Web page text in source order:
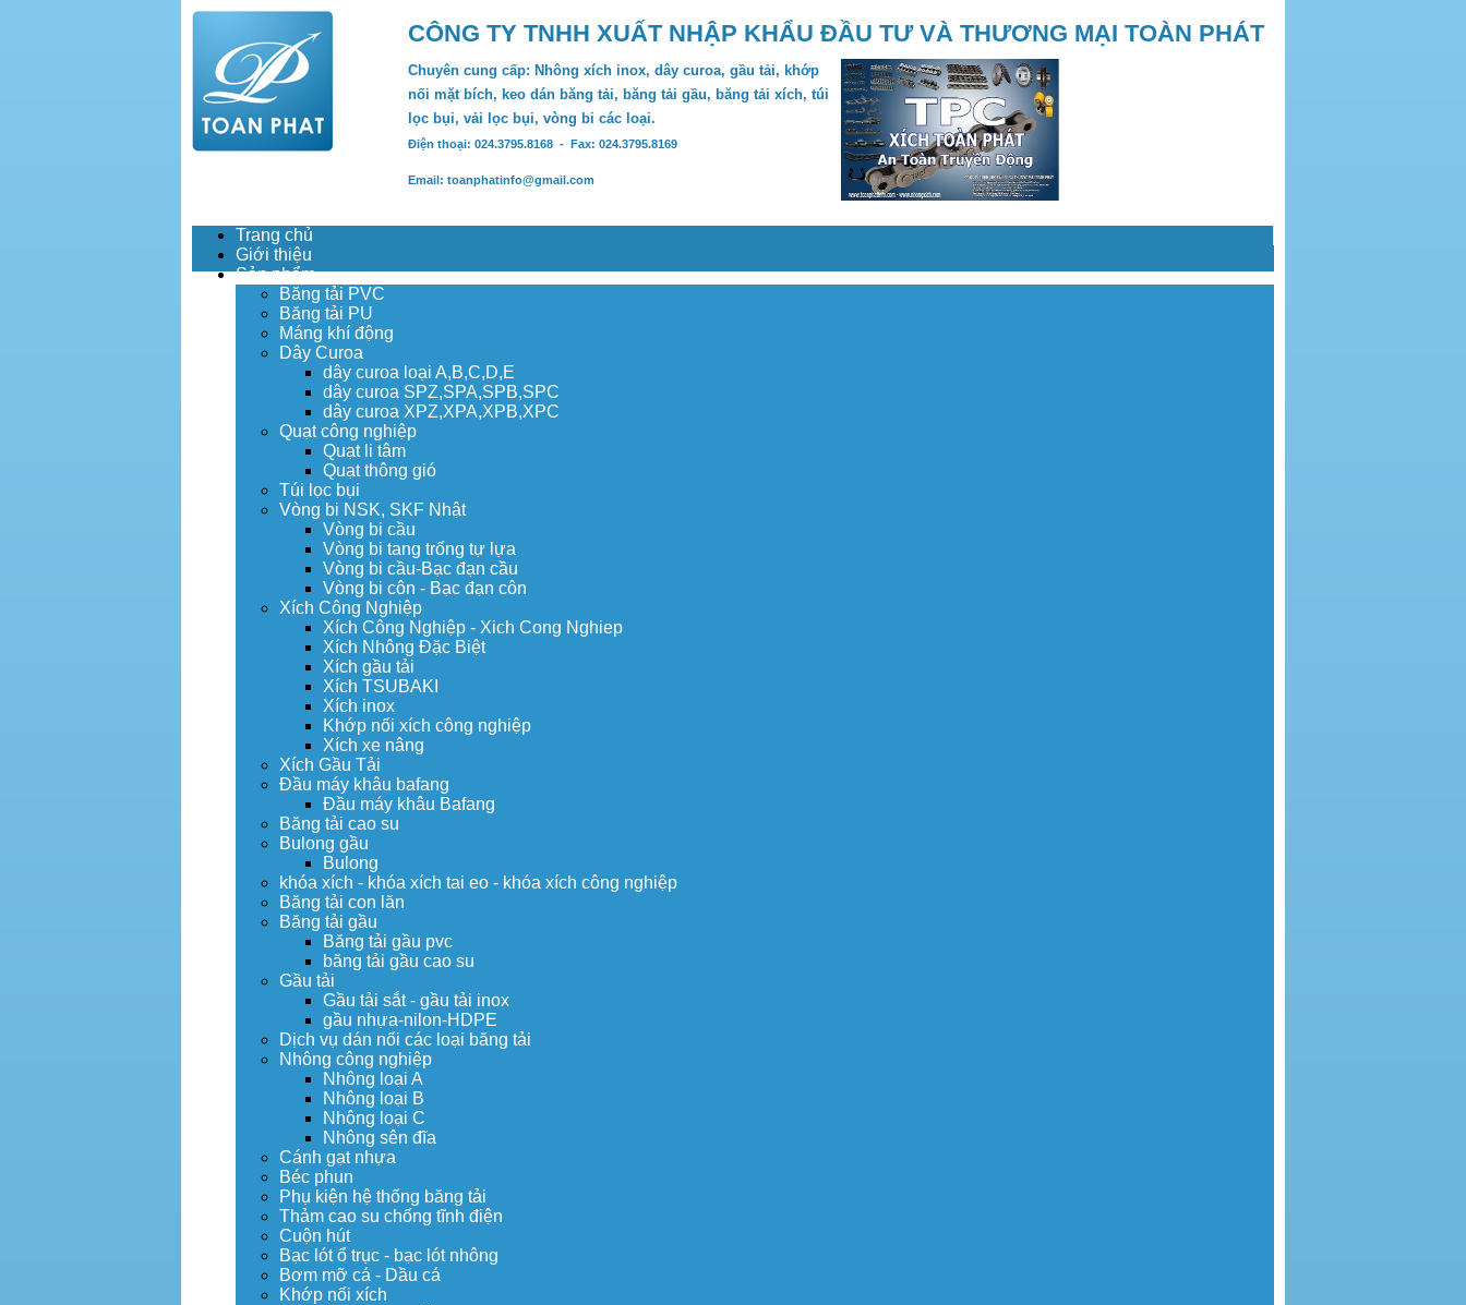
CÔNG TY TNHH XUẤT NHẬP KHẨU ĐẦU TƯ VÀ THƯƠNG MẠI TOÀN PHÁT
Chuyên cung cấp: Nhông xích inox, dây curoa, gầu tải, khớp
nối mặt bích, keo dán băng tải, băng tải gầu, băng tải xích, túi
lọc bụi, vải lọc bụi, vòng bi các loại.
Điện thoại: 024.3795.8168 - Fax: 024.3795.8169
Email: toanphatinfo@gmail.com
Trang chủ
Giới thiệu
Sản phẩm
Băng tải PVC
Băng tải PU
Máng khí động
Dây Curoa
dây curoa loại A,B,C,D,E
dây curoa SPZ,SPA,SPB,SPC
dây curoa XPZ,XPA,XPB,XPC
Quạt công nghiệp
Quạt li tâm
Quạt thông gió
Túi lọc bụi
Vòng bi NSK, SKF Nhật
Vòng bi cầu
Vòng bi tang trống tự lựa
Vòng bi cầu-Bạc đạn cầu
Vòng bi côn - Bạc đạn côn
Xích Công Nghiệp
Xích Công Nghiệp - Xich Cong Nghiep
Xích Nhông Đặc Biệt
Xích gầu tải
Xích TSUBAKI
Xích inox
Khớp nối xích công nghiệp
Xích xe nâng
Xích Gầu Tải
Đầu máy khâu bafang
Đầu máy khâu Bafang
Băng tải cao su
Bulong gầu
Bulong
khóa xích - khóa xích tai eo - khóa xích công nghiệp
Băng tải con lăn
Băng tải gầu
Băng tải gầu pvc
băng tải gầu cao su
Gầu tải
Gầu tải sắt - gầu tải inox
gầu nhựa-nilon-HDPE
Dịch vụ dán nối các loại băng tải
Nhông công nghiệp
Nhông loại A
Nhông loại B
Nhông loại C
Nhông sên đĩa
Cánh gạt nhựa
Béc phun
Phụ kiện hệ thống băng tải
Thảm cao su chống tĩnh điện
Cuộn hút
Bạc lót ổ trục - bạc lót nhông
Bơm mỡ cá - Dầu cá
Khớp nối xích